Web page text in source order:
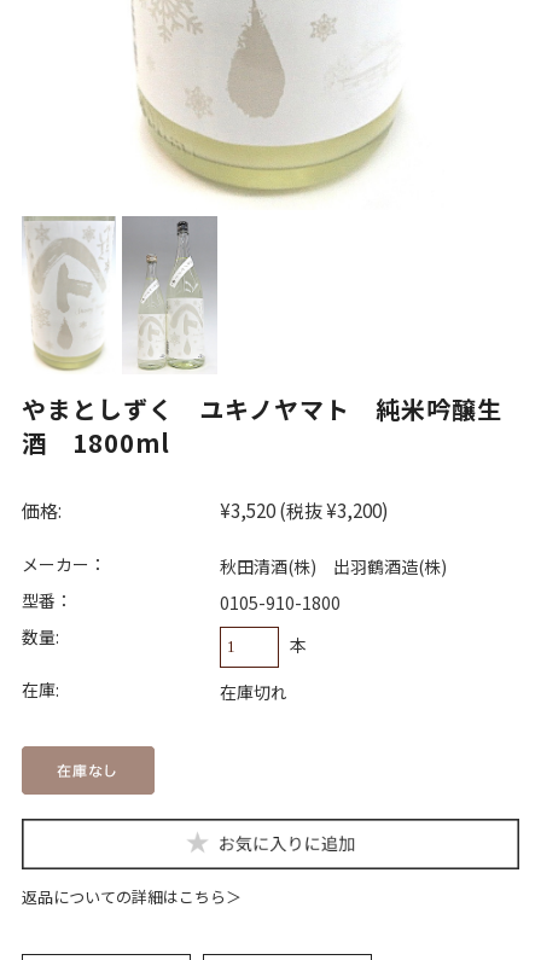
やまとしずく ユキノヤマト 純米吟醸生
酒 1800ml
価格: ¥3,520(税抜 ¥3,200)
メーカー：
秋田清酒(株) 出羽鶴酒造(株)
型番：
0105-910-1800
数量:
本
在庫:
在庫切れ
返品についての詳細はこちら